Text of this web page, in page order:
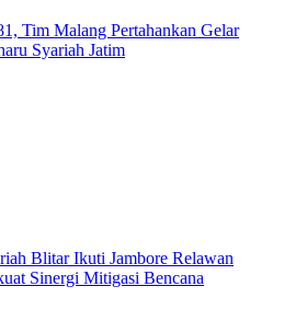
Tim Malang Pertahankan Gelar
Syariah Jatim
Blitar Ikuti Jambore Relawan
Sinergi Mitigasi Bencana